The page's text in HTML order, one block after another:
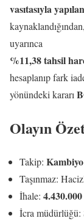
vasıtasıyla
uyarınca
%11,38 tahsil
hesaplanıp fark
yönündeki kararı
Olayın
Takip:
Taşınmaz:
İhale:
İcra müdürlüğü: